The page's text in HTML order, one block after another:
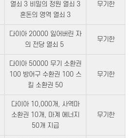
열쇠 3 비밀의 정원 열쇠 3
혼돈의 영역 열쇠 3​
무기한
다이아 20000 잃어버린 자
의 전당 열쇠 5 ​
무기한
다이아 50000 무기 소환권
100 방어구 수환권 100 스
킬 소환권 50​
무기한
다이아 10,000개, 사역마
소환권 10개, 마계 에너지
50개 지급
무기한